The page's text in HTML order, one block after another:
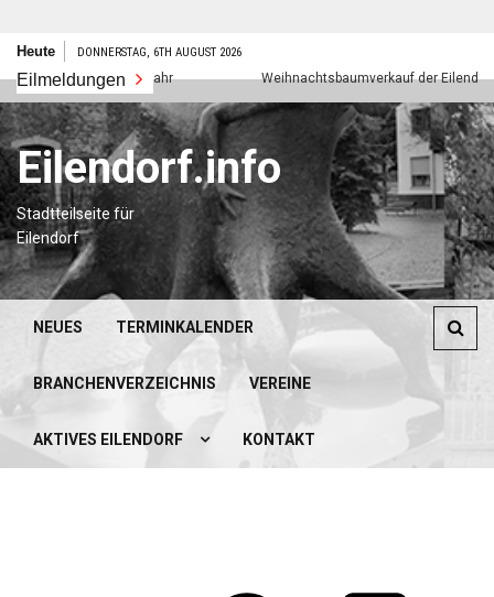
Zum
springen
Heute DONNERSTAG, 6TH AUGUST 2026
Eilmeldungen
Frohes neues Jahr Weihnachtsbaumverkauf der Eilendorfer
Eilendorf.info
Stadtteilseite für
Eilendorf
NEUES TERMINKALENDER
BRANCHENVERZEICHNIS VEREINE
AKTIVES EILENDORF KONTAKT